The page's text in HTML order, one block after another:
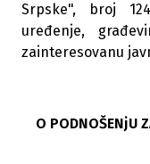
Srpske", broj
uređenje,
zainteresovanu
O PODNOŠENjU